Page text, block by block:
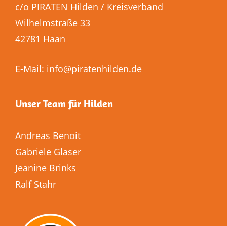
c/o PIRATEN Hilden / Kreisverband
Wilhelmstraße 33
42781 Haan
E-Mail: info@piratenhilden.de
Unser Team für Hilden
Andreas Benoit
Gabriele Glaser
Jeanine Brinks
Ralf Stahr